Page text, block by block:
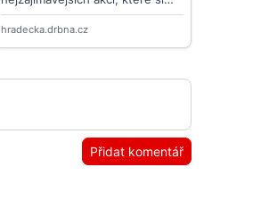
Přidat komentář